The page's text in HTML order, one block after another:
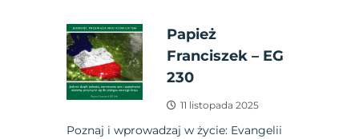
Papież
Franciszek – EG
230
11 listopada 2025
Poznaj i wprowadzaj w życie: Evangelii